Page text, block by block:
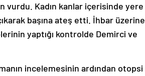
vurdu. Kadın kanlar içerisinde yere
başına ateş etti. İhbar üzerine
yaptığı kontrolde Demirci ve
incelemesinin ardından otopsi